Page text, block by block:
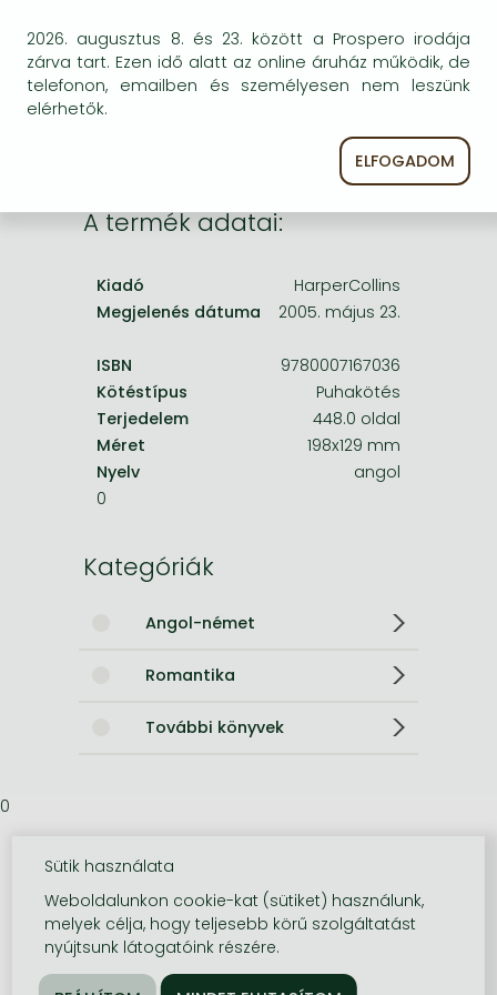
Bleach manga
One-Punch Man manga
másik, kapható kiadást, forduljon
ügyfélszolgálatunkhoz!
A termék adatai:
Kiadó
HarperCollins
Megjelenés dátuma
2005. május 23.
ISBN
9780007167036
Kötéstípus
Puhakötés
Terjedelem
448.0 oldal
Méret
198x129 mm
Nyelv
angol
0
Kategóriák
Angol-német
Romantika
További könyvek
0
2026. augusztus 8. és 23. között a Prospero irodája
zárva tart. Ezen idő alatt az online áruház működik, de
telefonon, emailben és személyesen nem leszünk
elérhetők.
ELFOGADOM
Sütik használata
Weboldalunkon cookie-kat (sütiket) használunk,
melyek célja, hogy teljesebb körű szolgáltatást
nyújtsunk látogatóink részére.